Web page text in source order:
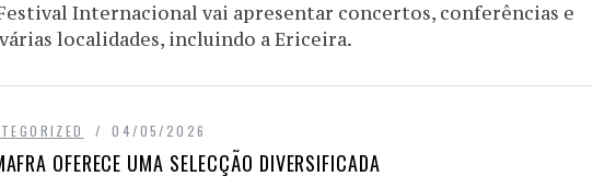
Internacional vai apresentar concertos, conferências e
localidades, incluindo a Ericeira.
04/05/2026
OFERECE UMA SELECÇÃO DIVERSIFICADA